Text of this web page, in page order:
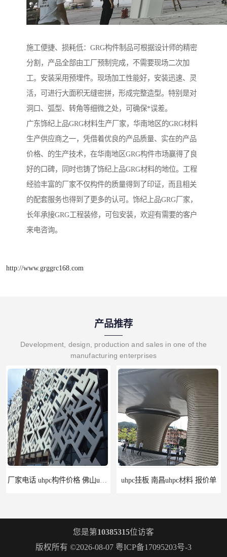
施工便捷、损耗低：GRG构件制品可根据设计师的精密
分割，产品全部由工厂预制完成，不需要现场二次加
工。安装采用预埋件。现场加工性能好，安装迅速、灵
活，可进行大面积无缝密拼，形成完整造型。特别是对
洞口、弧型、转角等细微之处，可确保*误差。
广东饰纪上品GRG材料生产厂家，华南地区的GRG材料
生产供应商之一，凭借着优良的产品质量、实在的产品
价格、的生产技术，在华南地区GRG构件市场赢得了良
好的口碑，同时也铸了饰纪上品GRG材料的地位。工程
经验丰富的厂家不仅构件的质量得到了印证，而且相关
的配套服务也得到了更多的认可。饰纪上品GRG厂家，
长年承接GRG工程装修，可包安装，欢迎有需要的客户
来电咨询。
http://www.grggrc168.com
产品推荐
Development, design, production and sales in one of the
manufacturing enterprises
厂家电话 uhpc构件价格 佛山uhpc工厂 uhpc挂板 南昌uhpc材料 报价单
您是第10385315位访客
版权所有 ©2026-08-07 粤ICP备17095203号-3